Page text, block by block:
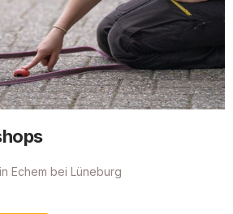
Echem bei Lüneburg